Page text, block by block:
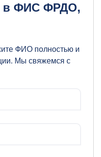
в ФИС ФРДО,
ФИО полностью и
Мы свяжемся с